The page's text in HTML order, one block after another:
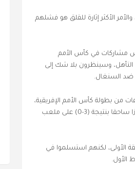
رجال المدرب غيرنوت روهر الآن ثلاث هزائم متتالية للمرة الأولى منذ عام 2022، والأمر الأكثر إثارة للقلق هو فشلهم
مشاركات في كأس الأمم
التأهل، وسينظرون بلا شك إلى
ضد السنغال.
من بطولة كأس الأمم الإفريقية،
وهذه المرة أمام أحد أبرز المرشحين للفوز بالبطولة، منتخب السنغال، الذي حقق فوزا ساحقا بنتيجة (3-0) على ملعب
الأولى، لكنهم استسلموا في
الأول.